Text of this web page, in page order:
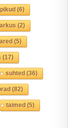
(6)
(2)
(5)
(17)
suhted(36)
(82)
taimed(5)